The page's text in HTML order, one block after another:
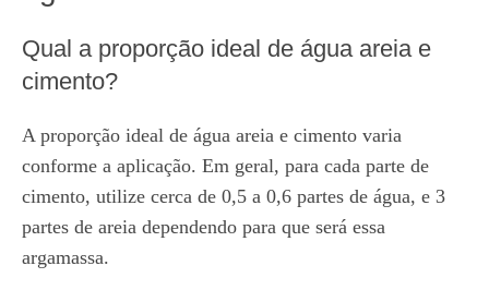
Qual a proporção ideal de água areia e
cimento?
A proporção ideal de água areia e cimento varia
conforme a aplicação. Em geral, para cada parte de
cimento, utilize cerca de 0,5 a 0,6 partes de água, e 3
partes de areia dependendo para que será essa
argamassa.